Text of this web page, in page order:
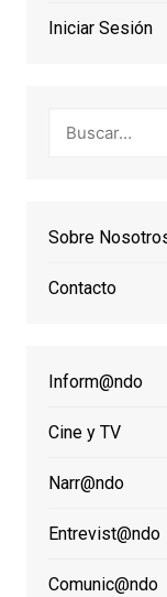
Iniciar Sesión
Sobre
Contacto
Inform@ndo
Cine y TV
Narr@ndo
Entrevist@ndo
Comunic@ndo